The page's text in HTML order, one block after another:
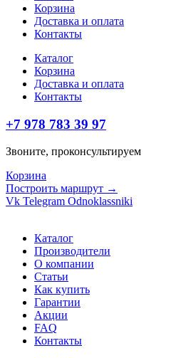
Корзина
Доставка и оплата
Контакты
Каталог
Корзина
Доставка и оплата
Контакты
+7 978 783 39 97
Звоните, проконсультируем
Корзина
Построить маршрут →
Vk Telegram Odnoklassniki
Каталог
Производители
О компании
Статьи
Как купить
Гарантии
Акции
FAQ
Контакты